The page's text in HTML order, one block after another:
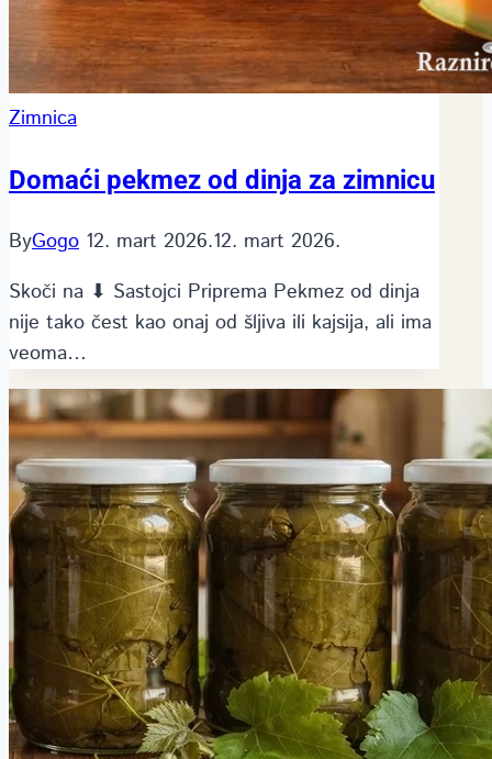
Zimnica
Domaći pekmez od dinja za zimnicu
ByGogo 12. mart 2026.12. mart 2026.
Skoči na ⬇ Sastojci Priprema Pekmez od dinja
nije tako čest kao onaj od šljiva ili kajsija, ali ima
veoma…